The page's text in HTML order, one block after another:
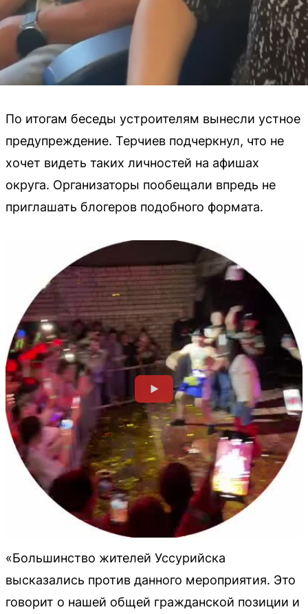
По итогам беседы устроителям вынесли устное
предупреждение. Терчиев подчеркнул, что не
хочет видеть таких личностей на афишах
округа. Организаторы пообещали впредь не
приглашать блогеров подобного формата.
«Большинство жителей Уссурийска
высказались против данного мероприятия. Это
говорит о нашей общей гражданской позиции и